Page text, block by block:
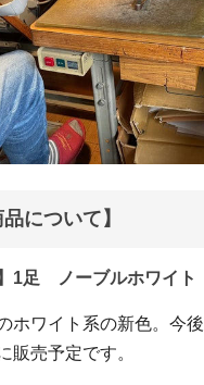
品について】
】1足 ノーブルホワイト
ホワイト系の新色。今
販売予定です。